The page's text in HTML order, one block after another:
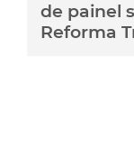
de painel
Reforma